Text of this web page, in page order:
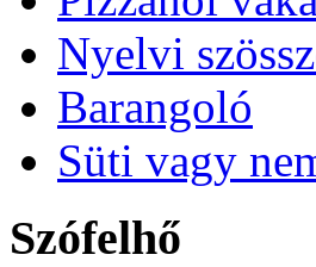
Nyelvi
Barangoló
Süti vagy
Szófelhő